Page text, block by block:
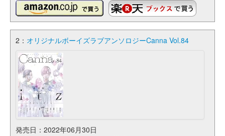
2： オリジナルボーイズラブアンソロジーCanna Vol.84
発売日：2022年06月30日